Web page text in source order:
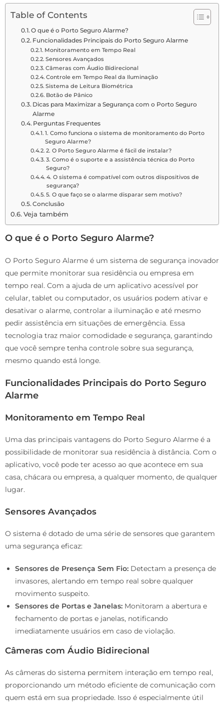
Table of Contents
O que é o Porto Seguro Alarme?
Funcionalidades Principais do Porto Seguro Alarme
Monitoramento em Tempo Real
Sensores Avançados
Câmeras com Áudio Bidirecional
Controle em Tempo Real da Iluminação
Sistema de Leitura Biométrica
Botão de Pânico
Dicas para Maximizar a Segurança com o Porto Seguro
Alarme
Perguntas Frequentes
1. Como funciona o sistema de monitoramento do Porto
Seguro Alarme?
2. O Porto Seguro Alarme é fácil de instalar?
3. Como é o suporte e a assistência técnica do Porto
Seguro?
4. O sistema é compatível com outros dispositivos de
segurança?
5. O que faço se o alarme disparar sem motivo?
Conclusão
Veja também
O que é o Porto Seguro Alarme?
O Porto Seguro Alarme é um sistema de segurança inovador
que permite monitorar sua residência ou empresa em
tempo real. Com a ajuda de um aplicativo acessível por
celular, tablet ou computador, os usuários podem ativar e
desativar o alarme, controlar a iluminação e até mesmo
pedir assistência em situações de emergência. Essa
tecnologia traz maior comodidade e segurança, garantindo
que você sempre tenha controle sobre sua segurança,
mesmo quando está longe.
Funcionalidades Principais do Porto Seguro
Alarme
Monitoramento em Tempo Real
Uma das principais vantagens do Porto Seguro Alarme é a
possibilidade de monitorar sua residência à distância. Com o
aplicativo, você pode ter acesso ao que acontece em sua
casa, chácara ou empresa, a qualquer momento, de qualquer
lugar.
Sensores Avançados
O sistema é dotado de uma série de sensores que garantem
uma segurança eficaz:
Sensores de Presença Sem Fio: Detectam a presença de
invasores, alertando em tempo real sobre qualquer
movimento suspeito.
Sensores de Portas e Janelas: Monitoram a abertura e
fechamento de portas e janelas, notificando
imediatamente usuários em caso de violação.
Câmeras com Áudio Bidirecional
As câmeras do sistema permitem interação em tempo real,
proporcionando um método eficiente de comunicação com
quem está em sua propriedade. Isso é especialmente útil